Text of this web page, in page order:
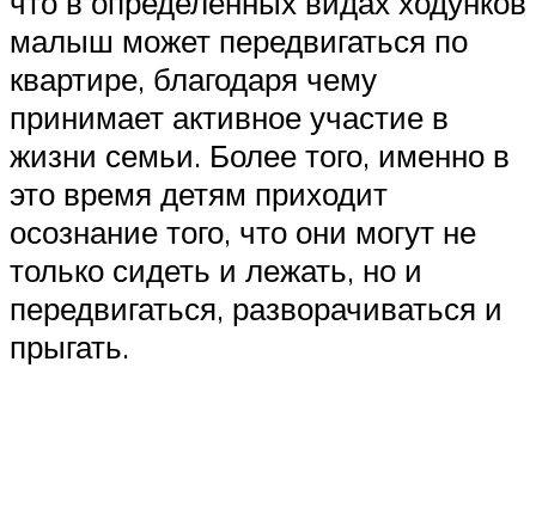
малыш может передвигаться по
квартире, благодаря чему
принимает активное участие в
жизни семьи. Более того, именно в
это время детям приходит
осознание того, что они могут не
только сидеть и лежать, но и
передвигаться, разворачиваться и
прыгать.